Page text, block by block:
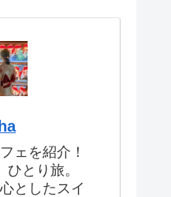
ェを紹介！
とり旅。
としたスイ